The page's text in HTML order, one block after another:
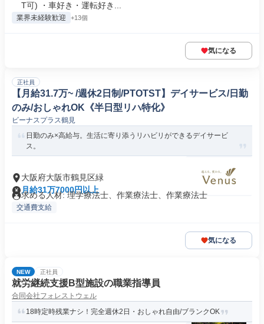
T可) ・車好き・運転好き...
業界未経験歓迎 +13個
気になる
正社員
【月給31.7万~ /週休2日制/PTOTST】デイサービス/日勤
のみ/おしゃれOK《半日型リハ特化》
ビーナスプラス鶴見
日勤のみ×高給与。生活に寄り添うリハビリができるデイサービ
ス。
大阪府大阪市鶴見区緑
月給31万7000円以上
求める人材: 理学療法士、作業療法士、作業療法士
交通費支給
気になる
NEW 正社員
就労継続支援B型施設の職業指導員
合同会社フォレストウェル
18時定時残業ナシ！完全週休2日・おしゃれ自由/ブランクOK